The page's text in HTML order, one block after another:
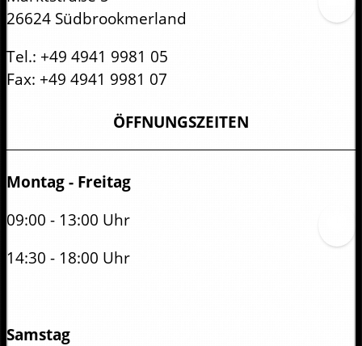
26624 Südbrookmerland
Tel.: +49 4941 9981 05
Fax: +49 4941 9981 07
ÖFFNUNGSZEITEN
Montag - Freitag
09:00 - 13:00 Uhr
14:30 - 18:00 Uhr
Samstag